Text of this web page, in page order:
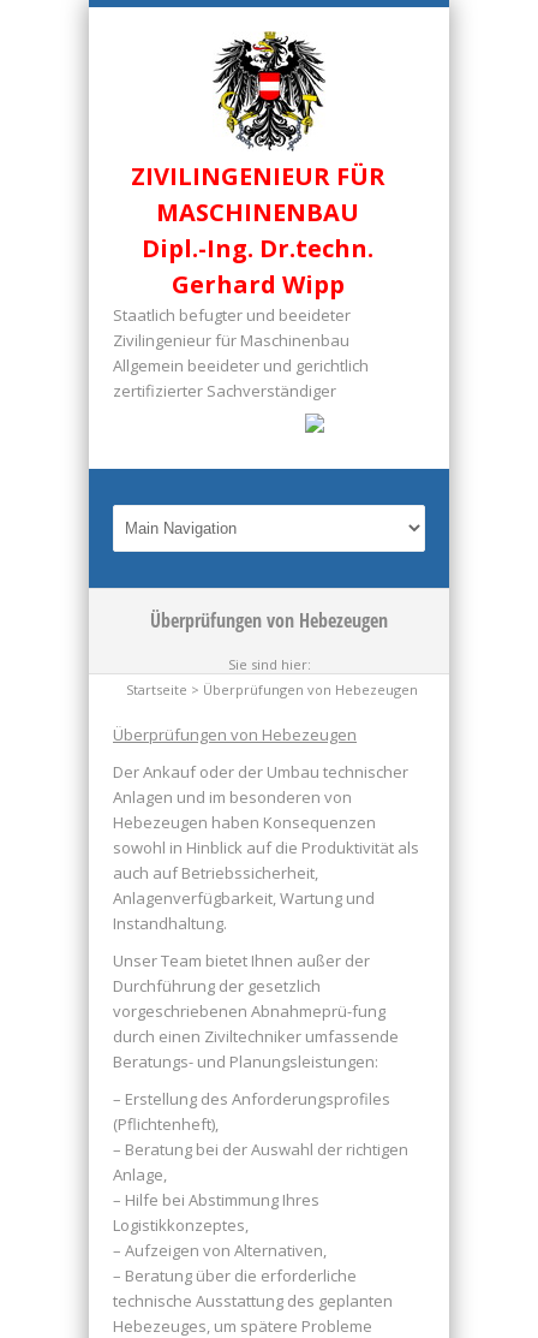
ZIVILINGENIEUR FÜR
MASCHINENBAU
Dipl.-Ing. Dr.techn.
Gerhard Wipp
Staatlich befugter und beeideter
Zivilingenieur für Maschinenbau
Allgemein beeideter und gerichtlich
zertifizierter Sachverständiger
Überprüfungen von Hebezeugen
Sie sind hier:
Startseite > Überprüfungen von Hebezeugen
Überprüfungen von Hebezeugen
Der Ankauf oder der Umbau technischer
Anlagen und im besonderen von
Hebezeugen haben Konsequenzen
sowohl in Hinblick auf die Produktivität als
auch auf Betriebssicherheit,
Anlagenverfügbarkeit, Wartung und
Instandhaltung.
Unser Team bietet Ihnen außer der
Durchführung der gesetzlich
vorgeschriebenen Abnahmeprü-fung
durch einen Ziviltechniker umfassende
Beratungs- und Planungsleistungen:
– Erstellung des Anforderungsprofiles
(Pflichtenheft),
– Beratung bei der Auswahl der richtigen
Anlage,
– Hilfe bei Abstimmung Ihres
Logistikkonzeptes,
– Aufzeigen von Alternativen,
– Beratung über die erforderliche
technische Ausstattung des geplanten
Hebezeuges, um spätere Probleme